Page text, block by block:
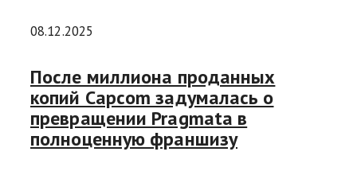
08.12.2025
После миллиона проданных
копий Capcom задумалась о
превращении Pragmata в
полноценную франшизу